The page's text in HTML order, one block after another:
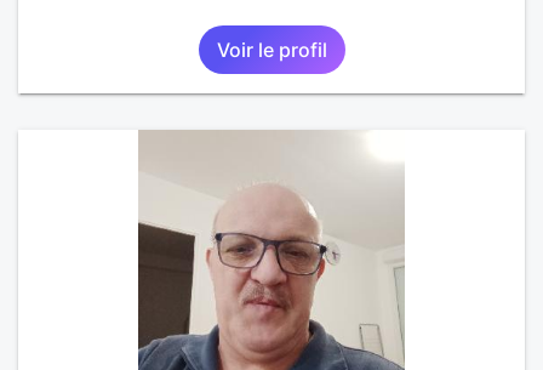
Voir le profil